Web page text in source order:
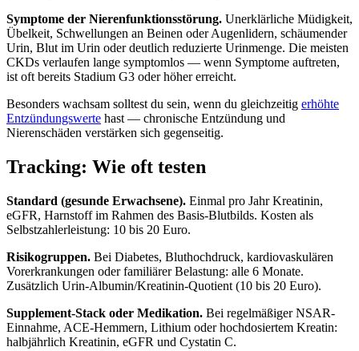
Symptome der Nierenfunktionsstörung. Unerklärliche Müdigkeit,
Übelkeit, Schwellungen an Beinen oder Augenlidern, schäumender
Urin, Blut im Urin oder deutlich reduzierte Urinmenge. Die meisten
CKDs verlaufen lange symptomlos — wenn Symptome auftreten,
ist oft bereits Stadium G3 oder höher erreicht.
Besonders wachsam solltest du sein, wenn du gleichzeitig erhöhte
Entzündungswerte hast — chronische Entzündung und
Nierenschäden verstärken sich gegenseitig.
Tracking: Wie oft testen
Standard (gesunde Erwachsene). Einmal pro Jahr Kreatinin,
eGFR, Harnstoff im Rahmen des Basis-Blutbilds. Kosten als
Selbstzahlerleistung: 10 bis 20 Euro.
Risikogruppen. Bei Diabetes, Bluthochdruck, kardiovaskulären
Vorerkrankungen oder familiärer Belastung: alle 6 Monate.
Zusätzlich Urin-Albumin/Kreatinin-Quotient (10 bis 20 Euro).
Supplement-Stack oder Medikation. Bei regelmäßiger NSAR-
Einnahme, ACE-Hemmern, Lithium oder hochdosiertem Kreatin:
halbjährlich Kreatinin, eGFR und Cystatin C.